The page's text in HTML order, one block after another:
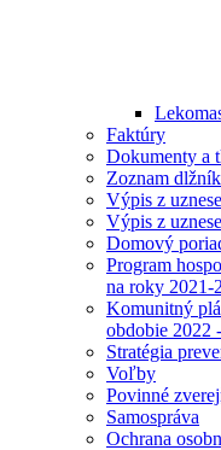
Faktúry
Dokumenty a
Zoznam
Výpis z
Výpis z
Domový
Program
na roky 2021-
Komunitný
obdobie 2022
Stratégia
Voľby
Povinné
Samospráva
Ochrana